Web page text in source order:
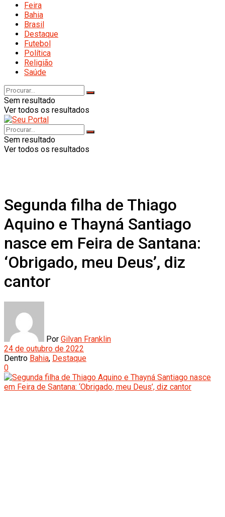
Feira
Bahia
Brasil
Destaque
Futebol
Política
Religião
Saúde
Sem resultado
Ver todos os resultados
Sem resultado
Ver todos os resultados
Segunda filha de Thiago
Aquino e Thayná Santiago
nasce em Feira de Santana:
‘Obrigado, meu Deus’, diz
cantor
Por Gilvan Franklin
24 de outubro de 2022
Dentro Bahia, Destaque
0